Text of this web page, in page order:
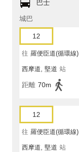
巴士
城巴
12
往 羅便臣道(循環線)
西摩道, 堅道 站
距離 70m
12
往 羅便臣道(循環線)
西摩道, 堅道 站